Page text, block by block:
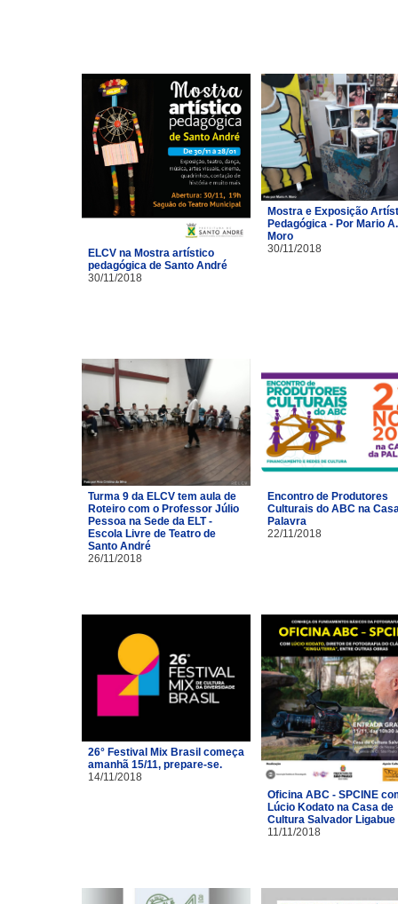
ELCV na Mostra artístico
pedagógica de Santo André
30/11/2018
Mostra e Exposição
Pedagógica - Por Mario A.
Moro
30/11/2018
Turma 9 da ELCV tem aula de
Roteiro com o Professor Júlio
Pessoa na Sede da ELT -
Escola Livre de Teatro de
Santo André
26/11/2018
Encontro de Produtores
Culturais do ABC na
Palavra
22/11/2018
26° Festival Mix Brasil começa
amanhã 15/11, prepare-se.
14/11/2018
Oficina ABC - SPCINE
Lúcio Kodato na Casa de
Cultura Salvador Ligabue
11/11/2018